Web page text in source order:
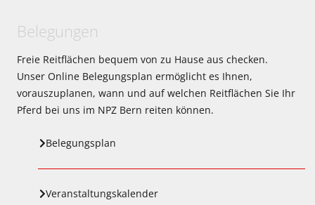
Belegungen
Freie Reitflächen bequem von zu Hause aus checken.
Unser Online Belegungsplan ermöglicht es Ihnen,
vorauszuplanen, wann und auf welchen Reitflächen Sie Ihr
Pferd bei uns im NPZ Bern reiten können.
Belegungsplan
Veranstaltungskalender